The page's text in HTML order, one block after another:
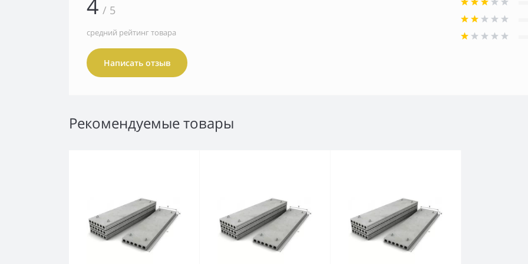
4 / 5
средний рейтинг товара
Написать отзыв
Рекомендуемые товары